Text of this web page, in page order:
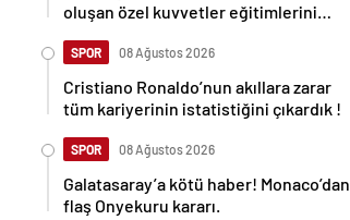
oluşan özel kuvvetler eğitimlerini
SPOR 08 Ağustos 2026
Cristiano Ronaldo’nun akıllara zarar
tüm kariyerinin istatistiğini çıkardık !
SPOR 08 Ağustos 2026
Galatasaray’a kötü haber! Monaco’dan
flaş Onyekuru kararı.